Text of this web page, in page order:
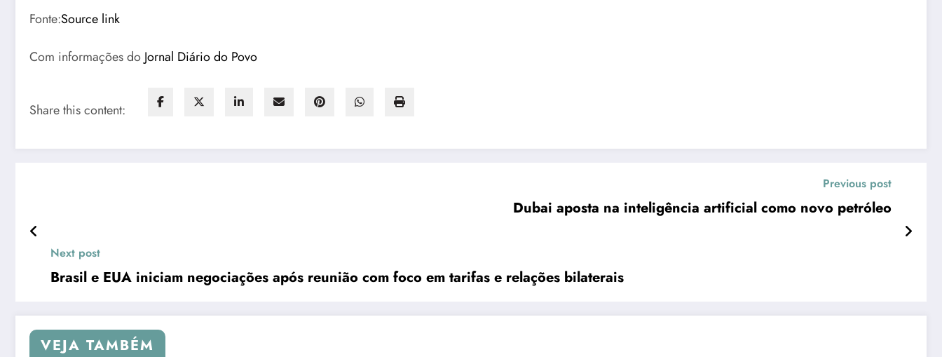
Fonte:Source link
Com informações do Jornal Diário do Povo
Share this content:
Previous post
Dubai aposta na inteligência artificial como novo petróleo
Next post
Brasil e EUA iniciam negociações após reunião com foco em tarifas e relações bilaterais
VEJA TAMBÉM